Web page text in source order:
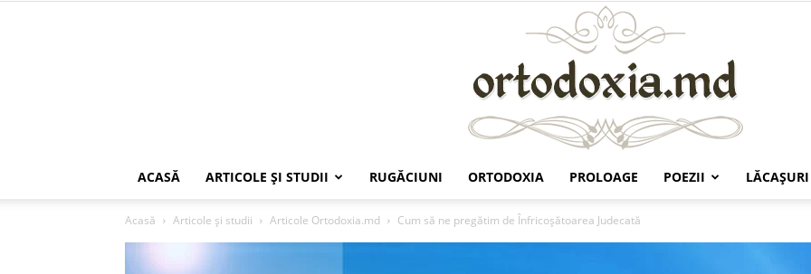
Ortodoxia.md
ACASĂ ARTICOLE ŞI STUDII RUGĂCIUNI ORTODOXIA PROLOAGE POEZII LĂCAŞURI
Acasă Articole şi studii Articole Ortodoxia.md Cum să ne pregătim de Înfricoșătoarea Judecată